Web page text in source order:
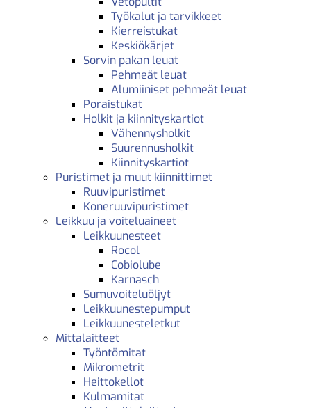
Työkalut ja tarvikkeet
Kierreistukat
Keskiökärjet
Sorvin pakan leuat
Pehmeät leuat
Alumiiniset pehmeät leuat
Poraistukat
Holkit ja kiinnityskartiot
Vähennysholkit
Suurennusholkit
Kiinnityskartiot
Puristimet ja muut kiinnittimet
Ruuvipuristimet
Koneruuvipuristimet
Leikkuu ja voiteluaineet
Leikkuunesteet
Rocol
Cobiolube
Karnasch
Sumuvoiteluöljyt
Leikkuunestepumput
Leikkuunesteletkut
Mittalaitteet
Työntömitat
Mikrometrit
Heittokellot
Kulmamitat